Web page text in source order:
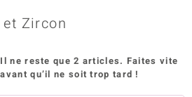
Zircon
Il ne reste que 2 articles. Faites vite
avant qu’il ne soit trop tard !